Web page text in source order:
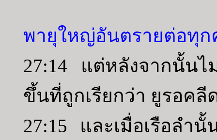
พายุใหญ่อันตรายต่อทุก
27:14 แต่หลังจากนั้น
ขึ้นที่ถูกเรียกว่า ยูรอคลี
27:15 และเมื่อเรือลำ